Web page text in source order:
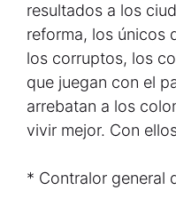
resultados a los
reforma, los únicos
los corruptos, los
que juegan con el
arrebatan a los
vivir mejor. Con
* Contralor general